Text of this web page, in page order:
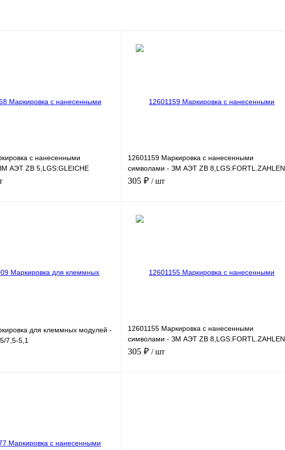
с нанесенными
АЭТ ZB 5,LGS:GLEICHE
12601159 Маркировка с нанесенными
символами - ЗМ АЭТ ZB 8,LGS:FORTL.ZAHLEN
51-60
305 ₽ / шт
для клеммных модулей -
7,5-5,1
12601155 Маркировка с нанесенными
символами - ЗМ АЭТ ZB 8,LGS:FORTL.ZAHLEN
11-20
305 ₽ / шт